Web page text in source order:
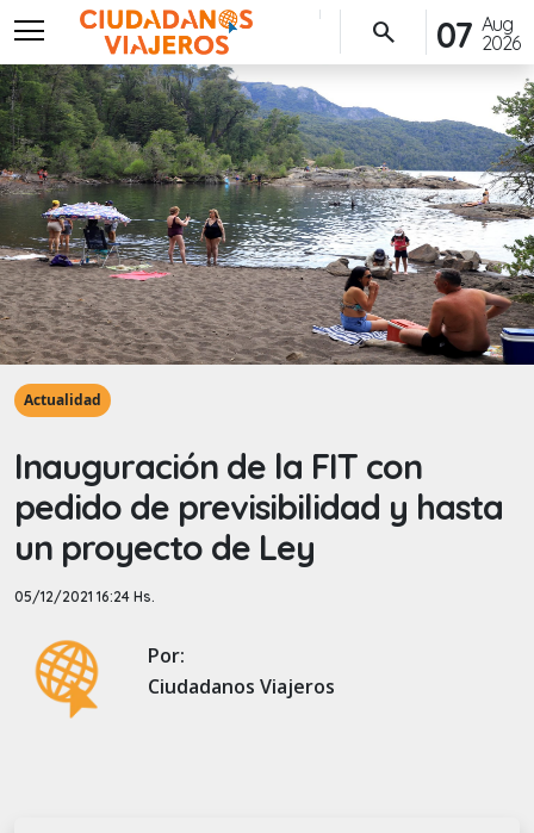
menu
Aug
2026
07
search
Actualidad
Inauguración de la FIT con
pedido de previsibilidad y hasta
un proyecto de Ley
05/12/2021 16:24 Hs.
Por:
Ciudadanos Viajeros